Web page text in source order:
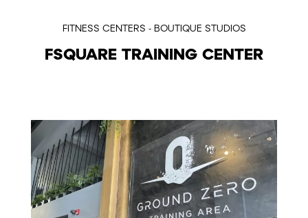
FITNESS CENTERS - BOUTIQUE STUDIOS
FSQUARE TRAINING CENTER